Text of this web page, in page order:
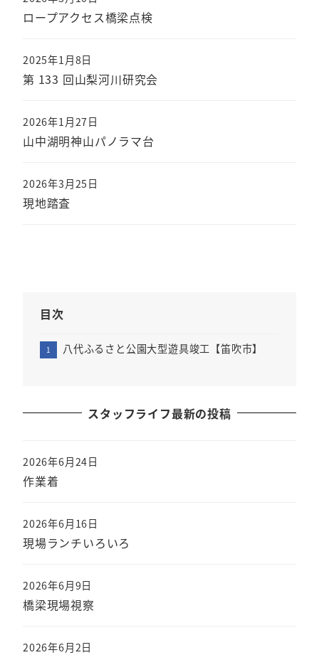
ロープアクセス橋梁点検
第 133 回山梨河川研究会
2025年1月8日
山中湖明神山パノラマ台
2026年1月27日
現地踏査
2026年3月25日
目次
八代ふるさと公園大型遊具竣工【笛吹市】
スタッフライフ最新の投稿
作業着
2026年6月24日
現場ランチいろいろ
2026年6月16日
橋梁現場視察
2026年6月9日
2026年6月2日